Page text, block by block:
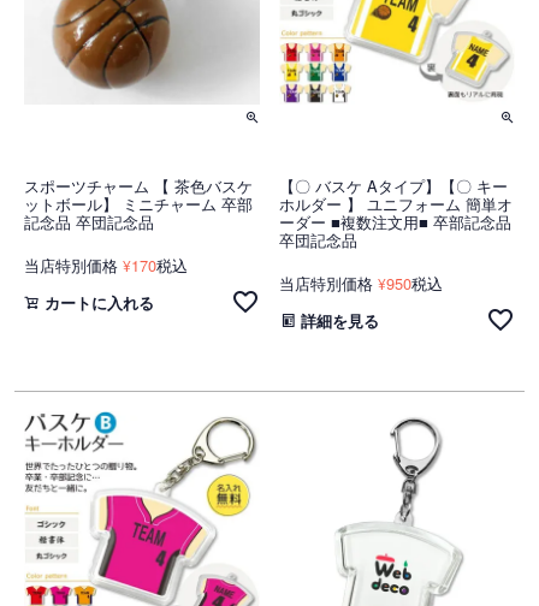
スポーツチャーム 【 茶色バスケ
ットボール】 ミニチャーム 卒部
記念品 卒団記念品
当店特別価格 ¥170税込
カートに入れる
【〇 バスケ Aタイプ】【〇 キー
ホルダー 】 ユニフォーム 簡単オ
ーダー ■複数注文用■ 卒部記念品
卒団記念品
当店特別価格 ¥950税込
詳細を見る